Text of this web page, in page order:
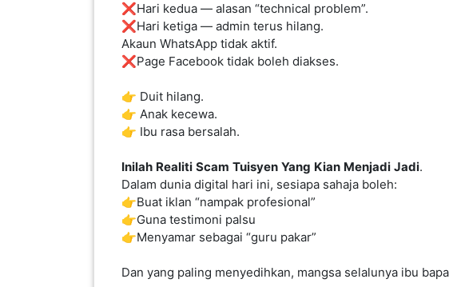
❌Hari kedua — alasan “technical problem”.
❌Hari ketiga — admin terus hilang.
Akaun WhatsApp tidak aktif.
❌Page Facebook tidak boleh diakses.
👉 Duit hilang.
👉 Anak kecewa.
👉 Ibu rasa bersalah.
Inilah Realiti Scam Tuisyen Yang Kian Menjadi Jadi.
Dalam dunia digital hari ini, sesiapa sahaja boleh:
👉Buat iklan “nampak profesional”
👉Guna testimoni palsu
👉Menyamar sebagai “guru pakar”
Dan yang paling menyedihkan, mangsa selalunya ibu
PELANCONGAN(1)